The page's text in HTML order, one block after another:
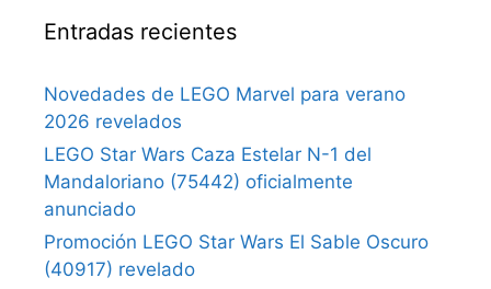
Entradas recientes
Novedades de LEGO Marvel para verano
2026 revelados
LEGO Star Wars Caza Estelar N-1 del
Mandaloriano (75442) oficialmente
anunciado
Promoción LEGO Star Wars El Sable Oscuro
(40917) revelado